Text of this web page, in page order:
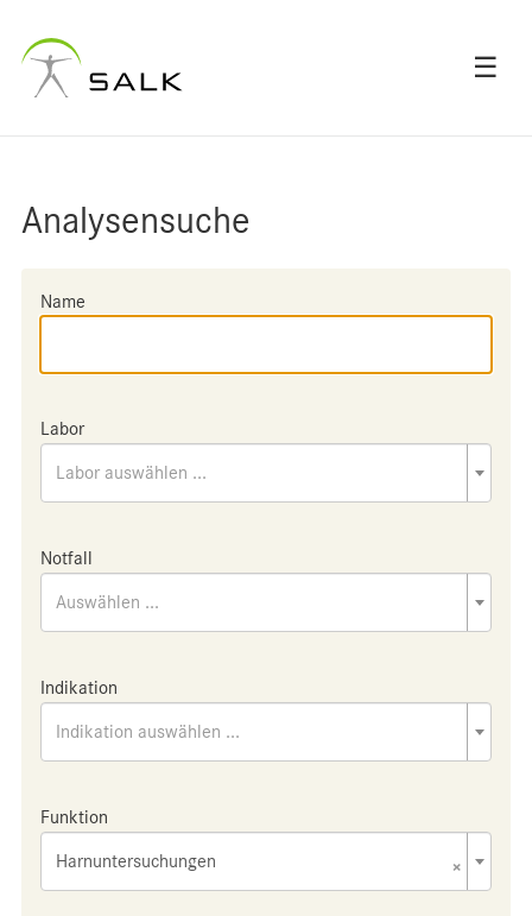
☰
Analysensuche
Name
Labor
Labor auswählen ...
Notfall
Auswählen ...
Indikation
Indikation auswählen ...
Funktion
×
Harnuntersuchungen